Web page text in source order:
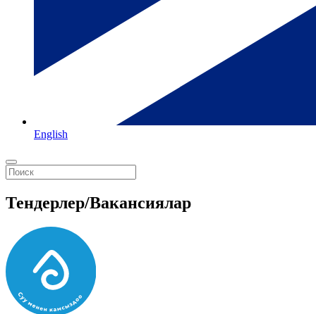
English
Тендерлер/Вакансиялар